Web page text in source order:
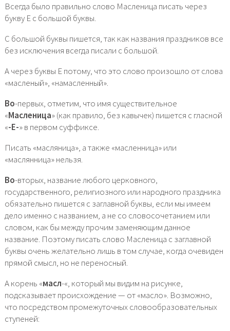
Всегда было правильно слово Масленица писать через
букву Е с большой буквы.
С большой буквы пишется, так как названия праздников все
без исключения всегда писали с большой.
А через буквы Е потому, что это слово произошло от слова
«масленый», «намасленный».
Во-первых, отметим, что имя существительное
«Масленица» (как правило, без кавычек) пишется с гласной
«-Е-» в первом суффиксе.
Писать «масляница», а также «масленница» или
«маслянница» нельзя.
Во-вторых, название любого церковного,
государственного, религиозного или народного праздника
обязательно пишется с заглавной буквы, если мы имеем
дело именно с названием, а не со словосочетанием или
словом, как бы между прочим заменяющим данное
название. Поэтому писать слово Масленица с заглавной
буквы очень желательно лишь в том случае, когда очевиден
прямой смысл, но не переносный.
А корень «масл-«, который мы видим на рисунке,
подсказывает происхождение — от «масло». Возможно,
что посредством промежуточных словообразовательных
ступеней: